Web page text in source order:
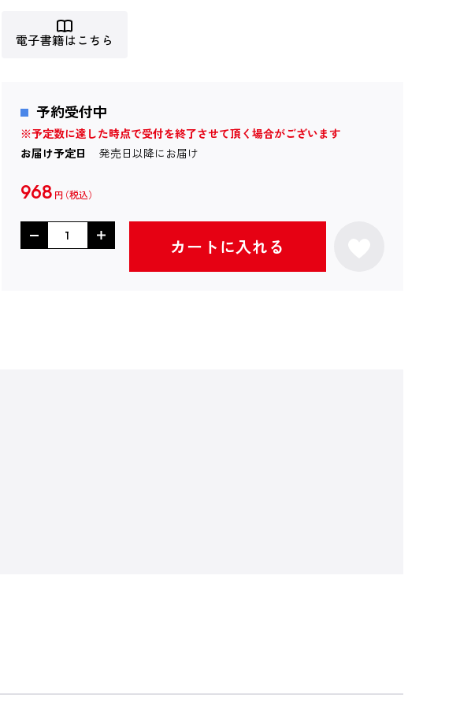
電子書籍はこちら
予約受付中
※予定数に達した時点で受付を終了させて頂く場合がございます
お届け予定日
発売日以降にお届け
968 円
カートに入れる